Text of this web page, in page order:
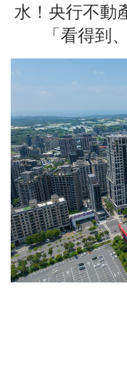
水！央行不動
「看得到